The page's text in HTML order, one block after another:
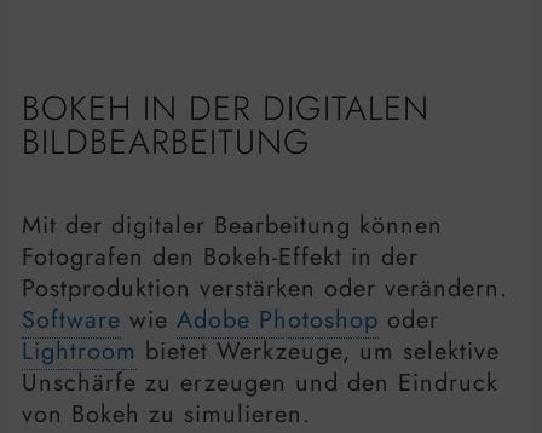
BOKEH IN DER DIGITALEN
BILDBEARBEITUNG
Mit der digitaler Bearbeitung können
Fotografen den Bokeh-Effekt in der
Postproduktion verstärken oder verändern.
Software wie Adobe Photoshop oder
Lightroom bietet Werkzeuge, um selektive
Unschärfe zu erzeugen und den Eindruck
von Bokeh zu simulieren.